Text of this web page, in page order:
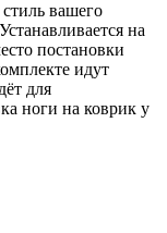
вашего
на
постановки
идут
для
ноги на коврик у